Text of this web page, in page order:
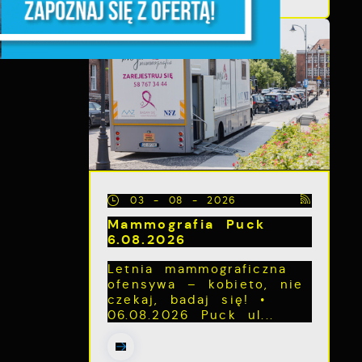
03 - 08 - 2026
Mammografia Puck
6.08.2026
Letnia mammograficzna
ofensywa – kobieto, nie
czekaj, badaj się! •
06.08.2026 Puck ul...